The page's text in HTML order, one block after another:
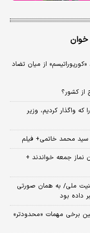
خوان
«کورپوراتیسم» از میان تضاد
از کشور؟
واگذار کردیم، وزیر
سید محمد خاتمی+ فیلم
نماز جمعه خواندند +
ملی/ به همان صورتی
داده بود
برخی مهمات «محدودتر»